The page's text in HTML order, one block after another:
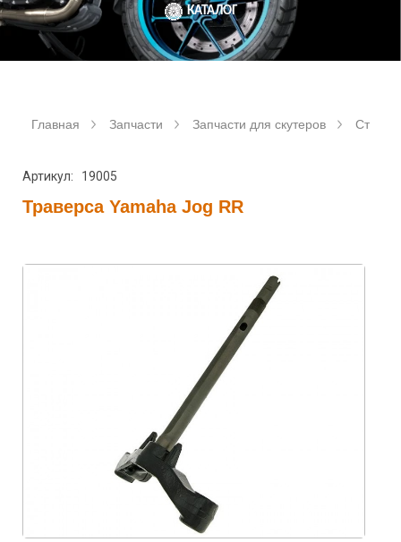
КАТАЛОГ
Главная Запчасти Запчасти для скутеров
Артикул: 19005
Траверса Yamaha Jog RR